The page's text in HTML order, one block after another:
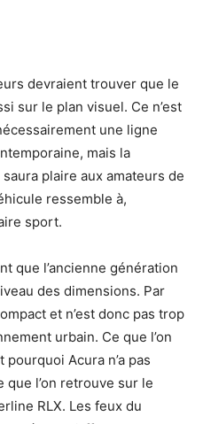
devraient trouver que le
sur le plan visuel. Ce n’est
une ligne
mais la
plaire aux amateurs de
ressemble à,
sport.
que l’ancienne génération
des dimensions. Par
et n’est donc pas trop
urbain. Ce que l’on
pourquoi Acura n’a pas
que l’on retrouve sur le
RLX. Les feux du